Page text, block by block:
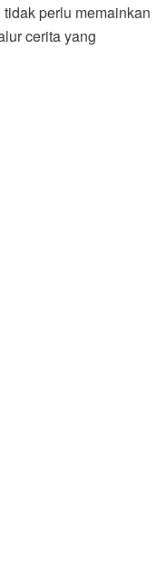
perlu memainkan
cerita yang